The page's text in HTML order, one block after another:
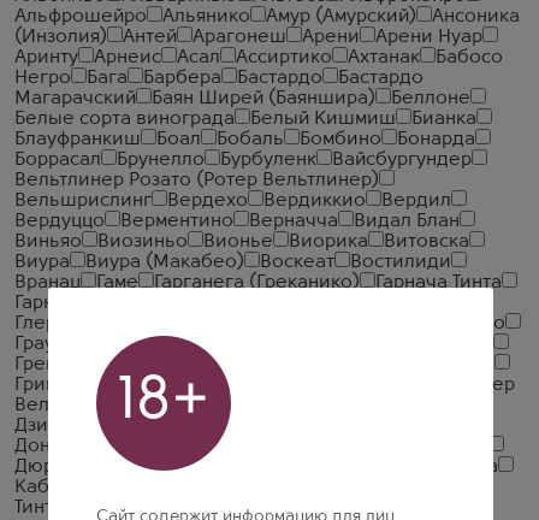
Альфрошейро
Альянико Амур (Амурский)
Ансоника
(Инзолия)
Антей Арагонеш Арени
Арени Нуар
Аринту
Арнеис Асал Ассиртико Ахтанак
Бабосо
Негро
Бага Барбера Бастардо
Бастардо
Магарачский
Баян Ширей (Баяншира)
Беллоне
Белые сорта винограда
Белый Кишмиш
Бианка
Блауфранкиш
Боал Бобаль Бомбино
Бонарда
Боррасал
Брунелло Бурбуленк
Вайсбургундер
Вельтлинер Розато (Ротер Вельтлинер)
Вельшрислинг
Вердехо Вердиккио
Вердил
Вердуццо
Верментино Верначча
Видал Блан
Виньяо
Виозиньо Вионье Виорика
Витовска
Виура
Виура (Макабео) Воскеат
Востилиди
Вранац
Гаме Гарганега (Греканико)
Гарнача Тинта
Гарнача Тинторерра
Глера
Грасиано
Граубургундер
Грекетто
Гренаш Блан (Гарнача Бланка)
Гриньолино
Гро Мансан
Грюнер
Вельтлинер
Гувейо Данахарули
Дзибиббо (Мускат Александрийский)
Донаурислинг
Дорнфельдер
Дюриф
Жаен Жакер
Изабелла
Кабар
Тинто
Каледжик Карасы Канайоло
18+
Сайт содержит информацию для лиц